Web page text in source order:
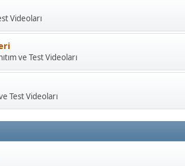
Videoları
ve Test Videoları
Test Videoları